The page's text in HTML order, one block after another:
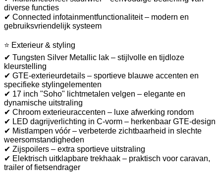
diverse functies
✔ Connected infotainmentfunctionaliteit – modern en
gebruiksvriendelijk systeem
⭐ Exterieur & styling
✔ Tungsten Silver Metallic lak – stijlvolle en tijdloze
kleurstelling
✔ GTE-exterieurdetails – sportieve blauwe accenten en
specifieke stylingelementen
✔ 17 inch "Soho" lichtmetalen velgen – elegante en
dynamische uitstraling
✔ Chroom exterieuraccenten – luxe afwerking rondom
✔ LED dagrijverlichting in C-vorm – herkenbaar GTE-design
✔ Mistlampen vóór – verbeterde zichtbaarheid in slechte
weersomstandigheden
✔ Zijspoilers – extra sportieve uitstraling
✔ Elektrisch uitklapbare trekhaak – praktisch voor caravan,
trailer of fietsendrager